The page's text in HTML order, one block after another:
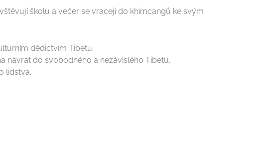
školu a večer se vracejí do khimcangů ke svým
dědictvím Tibetu.
návrat do svobodného a nezávislého Tibetu.
lidstva.